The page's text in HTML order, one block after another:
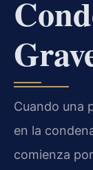
Cuando una
en la
comienza